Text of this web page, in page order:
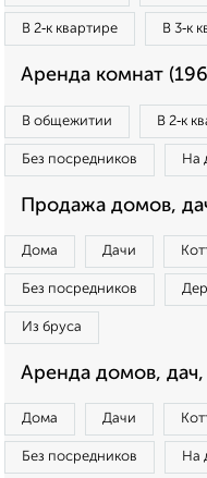
В 2‑к квартире В 3‑к
Аренда комнат
В общежитии В 2‑к
Без посредников На
Продажа домов,
Дома Дачи
Без посредников
Из бруса
Аренда домов,
Дома Дачи
Без посредников На